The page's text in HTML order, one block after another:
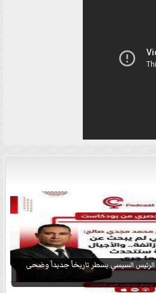
السيسي يسطر تاريخاً جديداً وضحى